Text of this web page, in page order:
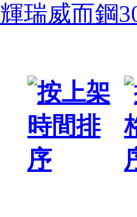
輝瑞威而鋼